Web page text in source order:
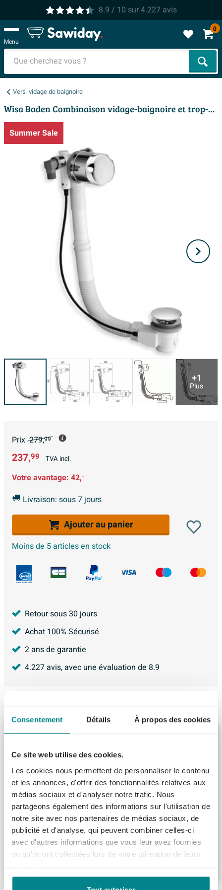
Consentement Détails À propos des cookies
Ce site web utilise des cookies.
Les cookies nous permettent de personnaliser le contenu
et les annonces, d'offrir des fonctionnalités relatives aux
médias sociaux et d'analyser notre trafic. Nous
partageons également des informations sur l'utilisation de
notre site avec nos partenaires de médias sociaux, de
publicité et d'analyse, qui peuvent combiner celles-ci
avec d'autres informations que vous leur avez fournies
ou qu'ils ont collectées lors de votre utilisation de leurs
services.
8.9 / 10 sur4.227 avis
Menu
0
Vers vidage de baignoire
Wisa Baden Combinaison vidage-baignoire et trop-plein 97,5 cm Chrome brillant
Summer Sale
+1
Plus
Prix 279,99
237,99 TVA incl.
Votre avantage: 42,-
Livraison: sous 7 jours
Ajouter au panier
Moins de 5 articles en stock
Retour sous 30 jours
Achat 100% Sécurisé
2 ans de garantie
4.227avis, avec une évaluation de 8.9
Articles similaires
IVY Badoverloop - combinaison de trop-
275, -
Wisa Overloopcombinatie 57,5 Cm.
Livraison: sous 7 jours